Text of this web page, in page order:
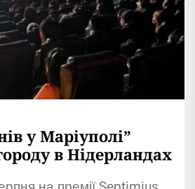
у Маріуполі”
в Нідерландах